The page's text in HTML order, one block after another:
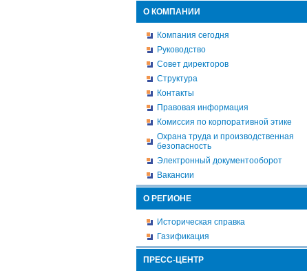
О КОМПАНИИ
Компания сегодня
Руководство
Совет директоров
Структура
Контакты
Правовая информация
Комиссия по корпоративной этике
Охрана труда и производственная
безопасность
Электронный документооборот
Вакансии
О РЕГИОНЕ
Историческая справка
Газификация
ПРЕСС-ЦЕНТР